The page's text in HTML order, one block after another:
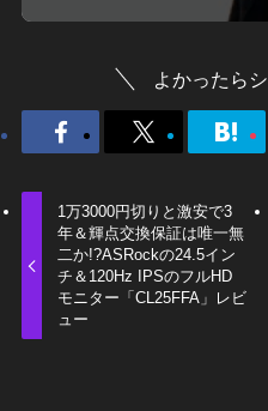
よかったら
1万3000円切りと激安で3
年＆輝点交換保証は唯一無
二か!?ASRockの24.5イン
チ＆120Hz IPSのフルHD
モニター「CL25FFA」レビ
ュー